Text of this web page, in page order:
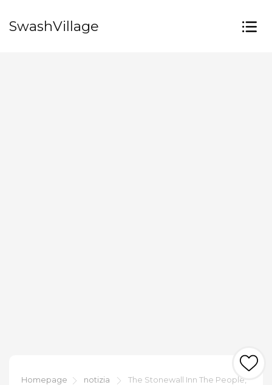
SwashVillage
Homepage notizia
The Stonewall Inn The People,